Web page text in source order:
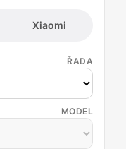
Xiaomi
ŘADA
MODEL